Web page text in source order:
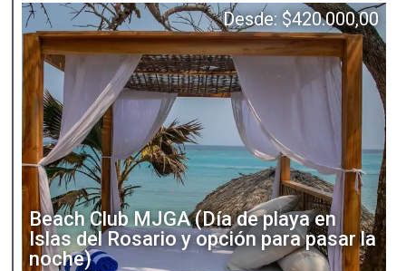
Desde: $420.000,00
Beach Club MJGA (Día de playa en
Islas del Rosario y opción para pasar la
noche)